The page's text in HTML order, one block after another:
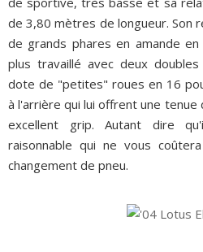
de 3,80 mètres de longueur. Son
de grands phares en amande
plus travaillé avec deux
dote de "petites" roues en 16
à l'arrière qui lui offrent une
excellent grip. Autant dire
raisonnable qui ne vous
changement de pneu.